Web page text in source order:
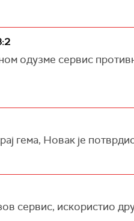
одузме сервис
гема, Новак је
сервис, искористио